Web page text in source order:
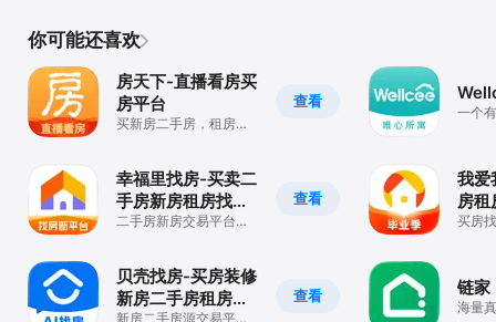
你可能还喜欢
查看
房天下-直播看房买
房平台
买新房二手房，租房必
查看
幸福里找房-买卖二
手房新房租房找房
平台
二手房新房交易平台，
查看
贝壳找房-买房装修
新房二手房租房平
新房二手房源交易平
一个
我爱
房租
买房
链家
海量